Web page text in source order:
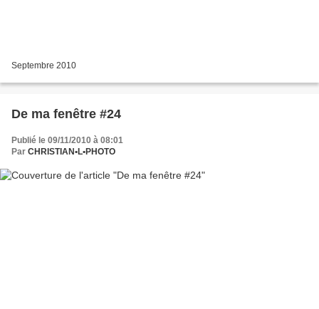
Septembre 2010
De ma fenêtre #24
Publié le 09/11/2010 à 08:01
Par CHRISTIAN•L•PHOTO